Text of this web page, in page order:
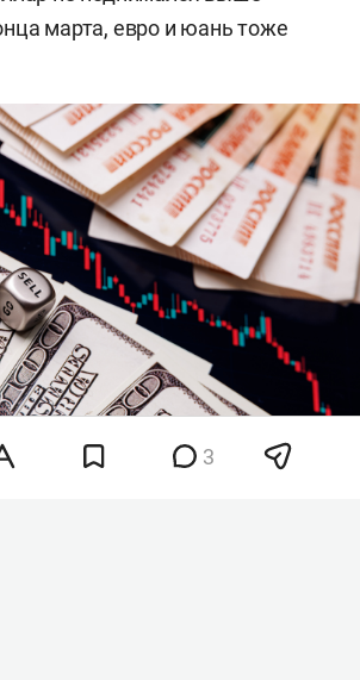
марта, евро и юань тоже
3